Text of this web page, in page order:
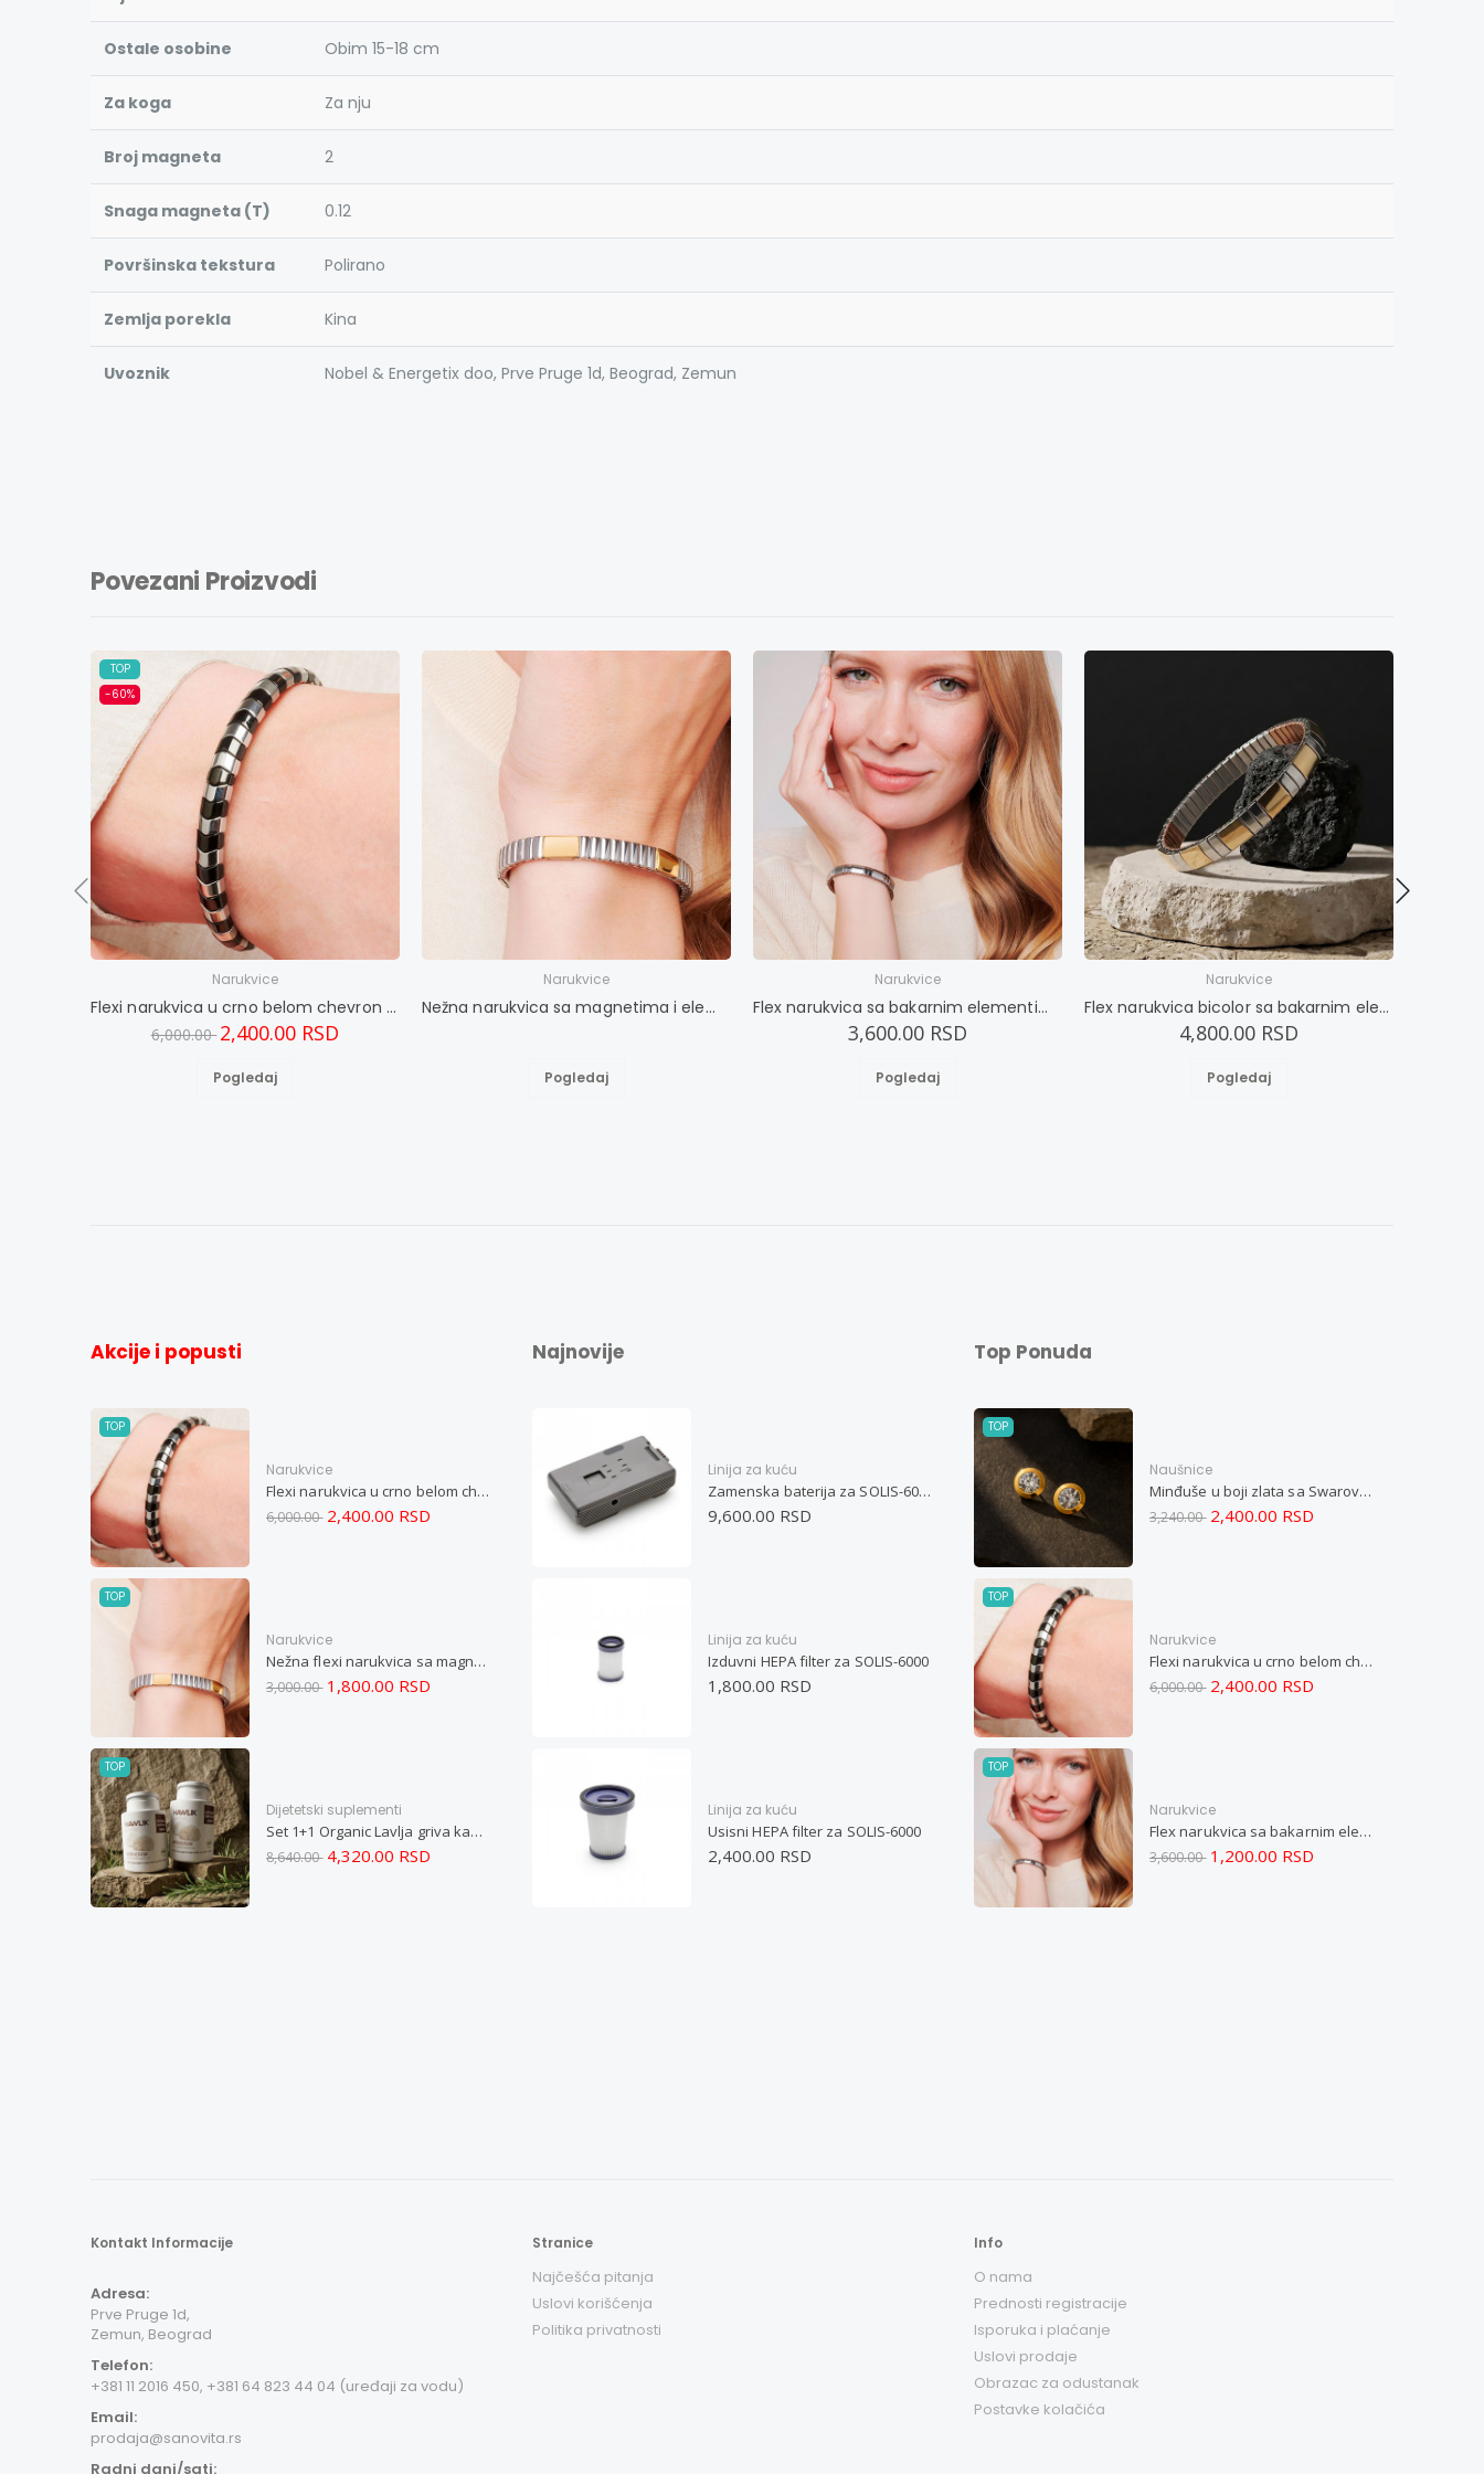
Ostale osobine Obim 15-18 cm
Za koga Za nju
Broj magneta 2
Snaga magneta (T) 0.12
Površinska tekstura Polirano
Zemlja porekla Kina
Uvoznik Nobel & Energetix doo, Prve Pruge 1d, Beograd, Zemun
Povezani Proizvodi
TOP
-60%
Narukvice
Flexi narukvica u crno belom chevron dizajnu M
6,000.002,400.00 RSD
Pogledaj
Narukvice
Nežna narukvica sa magnetima i elementima u boji zlata i bakrom L
Pogledaj
Narukvice
Flex narukvica sa bakarnim elementima L
3,600.00 RSD
Pogledaj
Narukvice
Flex narukvica bicolor sa bakarnim elementima L
4,800.00 RSD
Pogledaj
Akcije i popusti
TOP
Narukvice
Flexi narukvica u crno belom chevron dizajnu M
6,000.00 2,400.00 RSD
TOP
Narukvice
Nežna flexi narukvica sa magnetima i elementima u boji zlata i bakrom M
3,000.00 1,800.00 RSD
TOP
Dijetetski suplementi
Set 1+1 Organic Lavlja griva kapsule -Hericium ekstrakt 60
8,640.00 4,320.00 RSD
Najnovije
Linija za kuću
Zamenska baterija za SOLIS-6000
9,600.00 RSD
Linija za kuću
Izduvni HEPA filter za SOLIS-6000
1,800.00 RSD
Linija za kuću
Usisni HEPA filter za SOLIS-6000
2,400.00 RSD
Top Ponuda
TOP
Naušnice
Minđuše u boji zlata sa Swarovski kristalom i magnetom
3,240.00 2,400.00 RSD
TOP
Narukvice
Flexi narukvica u crno belom chevron dizajnu M
6,000.00 2,400.00 RSD
TOP
Narukvice
Flex narukvica sa bakarnim elementima M
3,600.00 1,200.00 RSD
Kontakt Informacije
Adresa:
Prve Pruge 1d,
Zemun, Beograd
Telefon:
+381 11 2016 450, +381 64 823 44 04 (uređaji za vodu)
Email:
prodaja@sanovita.rs
Radni dani/sati:
Stranice
Najčešća pitanja
Uslovi korišćenja
Politika privatnosti
Info
O nama
Prednosti registracije
Isporuka i plaćanje
Uslovi prodaje
Obrazac za odustanak
Postavke kolačića